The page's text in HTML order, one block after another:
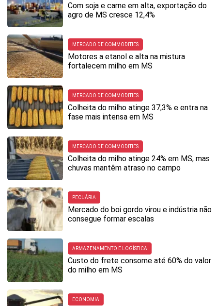
Com soja e carne em alta, exportação do
agro de MS cresce 12,4%
MERCADO DE COMMODITIES
Motores a etanol e alta na mistura
fortalecem milho em MS
MERCADO DE COMMODITIES
Colheita do milho atinge 37,3% e entra na
fase mais intensa em MS
MERCADO DE COMMODITIES
Colheita do milho atinge 24% em MS, mas
chuvas mantêm atraso no campo
PECUÁRIA
Mercado do boi gordo virou e indústria não
consegue formar escalas
ARMAZENAMENTO E LOGÍSTICA
Custo do frete consome até 60% do valor
do milho em MS
ECONOMIA